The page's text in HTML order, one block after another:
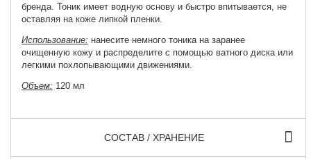
бренда. Тоник имеет водную основу и быстро впитывается, не
оставляя на коже липкой пленки.
Использование: нанесите немного тоника на заранее
очищенную кожу и распределите с помощью ватного диска или
легкими похлопывающими движениями.
Объем: 120 мл
СОСТАВ / ХРАНЕНИЕ